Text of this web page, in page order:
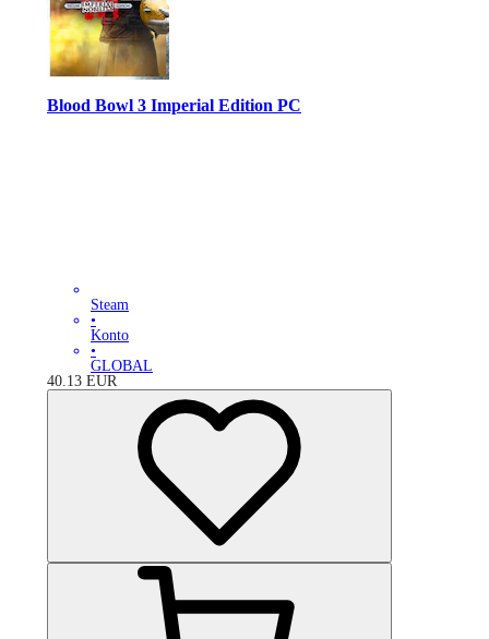
Blood Bowl 3 Imperial Edition PC
Steam
•
Konto
•
GLOBAL
40.13 EUR